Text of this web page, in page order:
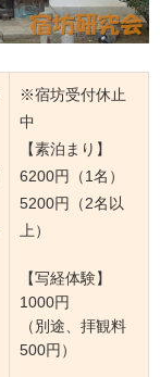
※宿坊受付休止
中
【素泊まり】
6200円（1名）
5200円（2名以
上）
【写経体験】
1000円
（別途、拝観料
500円）